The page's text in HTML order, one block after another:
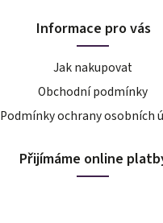
Informace pro vás
Jak nakupovat
Obchodní podmínky
Podmínky ochrany osobních
Přijímáme online